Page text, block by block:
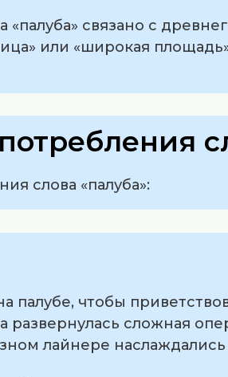
связано с
или «широкая
слова «палуба»:
палубе, чтобы
развернулась сложная
лайнере